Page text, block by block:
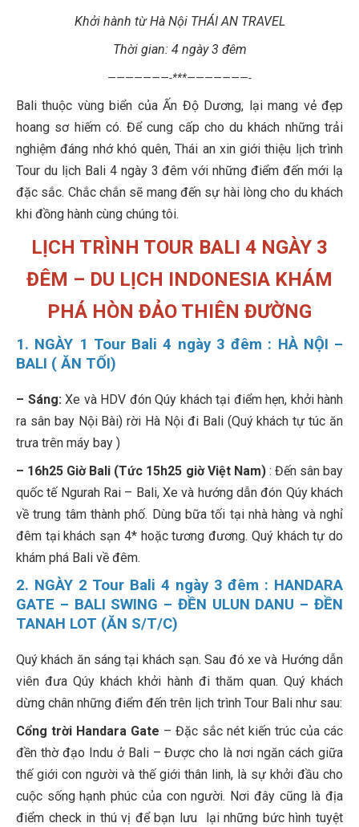
Khởi hành từ Hà Nội THÁI AN TRAVEL
Thời gian: 4 ngày 3 đêm
———————-***———————-
Bali thuộc vùng biển của Ấn Độ Dương, lại mang vẻ đẹp
hoang sơ hiếm có. Để cung cấp cho du khách những trải
nghiệm đáng nhớ khó quên, Thái an xin giới thiệu lịch trình
Tour du lịch Bali 4 ngày 3 đêm với những điểm đến mới lạ
đặc sắc. Chắc chắn sẽ mang đến sự hài lòng cho du khách
khi đồng hành cùng chúng tôi.
LỊCH TRÌNH TOUR BALI 4 NGÀY 3
ĐÊM – DU LỊCH INDONESIA KHÁM
PHÁ HÒN ĐẢO THIÊN ĐƯỜNG
1. NGÀY 1 Tour Bali 4 ngày 3 đêm : HÀ NỘI –
BALI ( ĂN TỐI)
– Sáng: Xe và HDV đón Qúy khách tại điểm hẹn, khởi hành
ra sân bay Nội Bài) rời Hà Nội đi Bali (Quý khách tự túc ăn
trưa trên máy bay )
– 16h25 Giờ Bali (Tức 15h25 giờ Việt Nam): Đến sân bay
quốc tế Ngurah Rai – Bali, Xe và hướng dẫn đón Qúy khách
về trung tâm thành phố. Dùng bữa tối tại nhà hàng và nghỉ
đêm tại khách sạn 4* hoặc tương đương. Quý khách tự do
khám phá Bali về đêm.
2. NGÀY 2 Tour Bali 4 ngày 3 đêm : HANDARA
GATE – BALI SWING – ĐỀN ULUN DANU – ĐỀN
TANAH LOT (ĂN S/T/C)
Quý khách ăn sáng tại khách sạn. Sau đó xe và Hướng dẫn
viên đưa Qúy khách khởi hành đi thăm quan. Quý khách
dừng chân những điểm đến trên lịch trình Tour Bali như sau:
Cổng trời Handara Gate – Đặc sắc nét kiến trúc của các
đền thờ đạo Indu ở Bali – Được cho là nơi ngăn cách giữa
thế giới con người và thế giới thân linh, là sự khởi đầu cho
cuộc sống hạnh phúc của con người. Nơi đây cũng là địa
điểm check in thú vị để bạn lưu lại những bức hình tuyệt